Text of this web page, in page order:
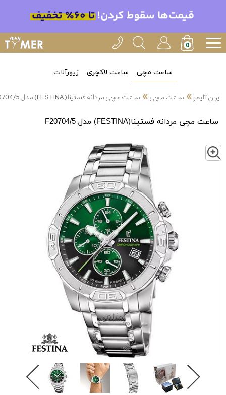
ساعت مچی ساعت لاکچری زیورآلات
ایران تایمر » ساعت مچی» ساعت مچی مردانه فستینا(FESTINA) مدل F20704/5
ساعت مچی مردانه فستینا(FESTINA) مدل F20704/5